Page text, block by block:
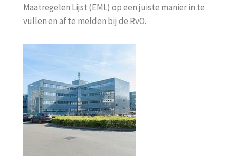
Maatregelen Lijst (EML) op een juiste manier in te
vullen en af te melden bij de RvO.